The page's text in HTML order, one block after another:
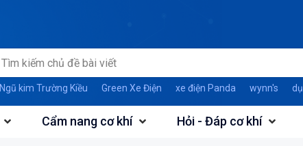
Ngũ kim Trường Kiều Green Xe Điện xe điện Panda wynn's
Cẩm nang cơ khí Hỏi - Đáp cơ khí